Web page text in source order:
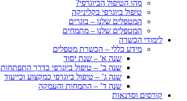
מהו הטיפול הביוגרפי?
טיפול ביוגרפי בקליניקה
המטפלים שלנו – בוגרים
המטפלים שלנו – מתמחים
לימודי הכשרה
מידע כללי – הכשרת מטפלים
שנה א' – שנת יסוד
שנה ב’ – טיפול ביוגרפי כדרך התפתחות
שנה ג’ – טיפול ביוגרפי כמקצוע וכייעוד
שנה ד’ – התמחות והעמקה
קורסים וסדנאות